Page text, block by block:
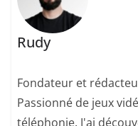
Rudy
Fondateur et
Passionné de jeux
téléphonie. J'ai